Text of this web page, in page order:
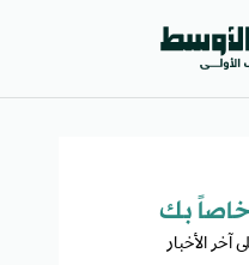
بك​
الأخبار